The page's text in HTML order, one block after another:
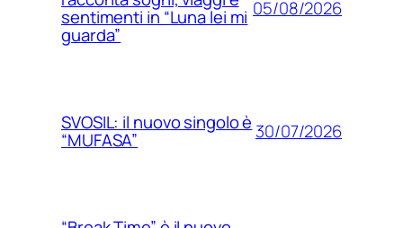
sentimenti in “Luna lei mi
guarda”
05/08/2026
SVOSIL: il nuovo singolo è
“MUFASA” 30/07/2026